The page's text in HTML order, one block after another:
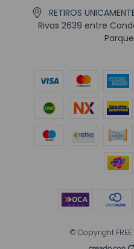
RETIROS
Rivas 2639 entre
© Copyright FREE